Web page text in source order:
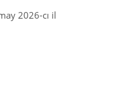
2026-cı il